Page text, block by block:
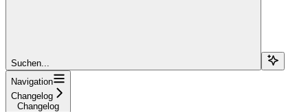
Suchen...
Navigation
Changelog
Changelog